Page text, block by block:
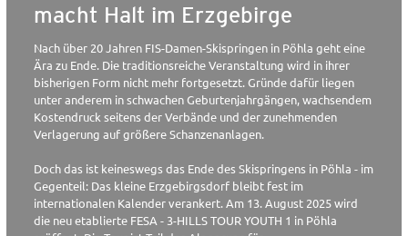
macht Halt im Erzgebirge
Nach über 20 Jahren FIS-Damen-Skispringen in Pöhla geht eine
Ära zu Ende. Die traditionsreiche Veranstaltung wird in ihrer
bisherigen Form nicht mehr fortgesetzt. Gründe dafür liegen
unter anderem in schwachen Geburtenjahrgängen, wachsendem
Kostendruck seitens der Verbände und der zunehmenden
Verlagerung auf größere Schanzenanlagen.
Doch das ist keineswegs das Ende des Skispringens in Pöhla - im
Gegenteil: Das kleine Erzgebirgsdorf bleibt fest im
internationalen Kalender verankert. Am 13. August 2025 wird
die neu etablierte FESA - 3-HILLS TOUR YOUTH 1 in Pöhla